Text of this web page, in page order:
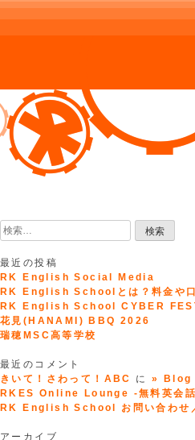
Skip
to
content
検
索:
最近の投稿
RK English Social Media
RK English Schoolとは？料金や口
RK English School CYBER
花見(HANAMI) BBQ 2026
瑞穂MSC高等学校
最近のコメント
きいて！さわって！ABC
に» Blog
RKES Online Lounge -無料英会話
RK English School お問い合わせ
アーカイブ